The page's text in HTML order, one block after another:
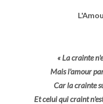
« La crainte
Mais l'amour
Car la crainte
Et celui qui craint